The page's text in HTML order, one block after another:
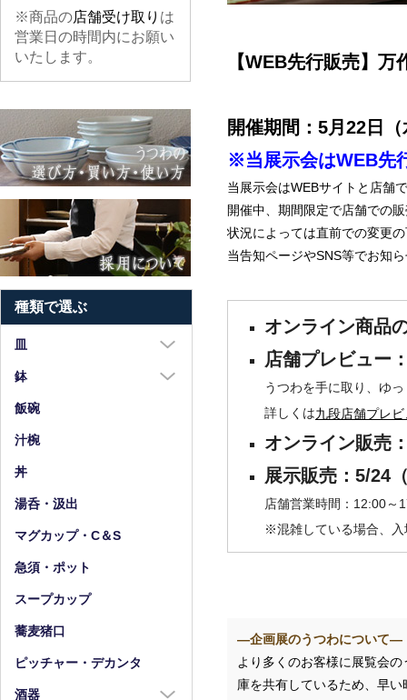
【WEB先行販売】万
開催期間：5月22日
※当展示会はWEB先
当展示会はWEBサイトと店舗
開催中、期間限定で店舗での
状況によっては直前での変更
当告知ページやSNS等でお知
オンライン商品
店舗プレビュー
うつわを手に取り、ゆ
詳しくは九段店舗プレ
オンライン販売
展示販売：5/24
店舗営業時間：12:00～
※混雑している場合、
―企画展のうつわについて―
より多くのお客様に展覧会
庫を共有しているため、早
※商品の店舗受け取り は
営業日の時間内にお願い
いたします。
種類で選ぶ
皿
大皿（8寸以上）
中皿（5～7寸）
小皿（4寸以下）
鉢
大鉢（8寸以上）
中鉢（5～7寸）
飯碗
汁椀
丼
湯呑・汲出
マグカップ・C＆S
急須・ポット
スープカップ
蕎麦猪口
ピッチャー・デカンタ
酒器